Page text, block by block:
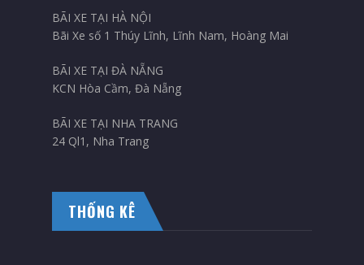
BÃI XE TẠI HÀ NỘI
Bãi Xe số 1 Thúy Lĩnh, Lĩnh Nam, Hoàng Mai
BÃI XE TẠI ĐÀ NẴNG
KCN Hòa Cầm, Đà Nẵng
BÃI XE TẠI NHA TRANG
24 Ql1, Nha Trang
THỐNG KÊ